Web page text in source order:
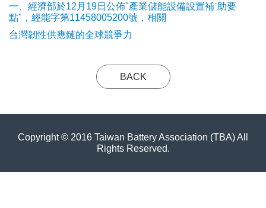
​一、經濟部於12月19日公佈"產業儲能設備設置補ˋ助要
點"，經能字第11458005200號，相關
台灣韌性供應鏈的全球競爭力
BACK
Copyright © 2016 Taiwan Battery Association (TBA) All
Rights Reserved.